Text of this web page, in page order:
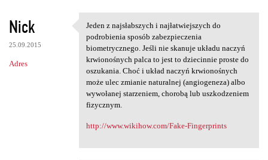
K
o
m
e
Nick
25.09.2015
Adres
Jeden z najsłabszych i
Jeden z najsłabszych i najłatwiejszych do
podrobienia sposób zabezpieczenia
biometrycznego. Jeśli nie skanuje układu naczyń
krwionośnych palca to jest to dziecinnie proste do
oszukania. Choć i układ naczyń krwionośnych
może ulec zmianie naturalnej (angiogeneza) albo
wywołanej starzeniem, chorobą lub uszkodzeniem
fizycznym.
http://www.wikihow.com/Fake-Fingerprints